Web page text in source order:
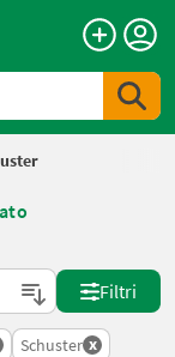
Filtri
Schuster x